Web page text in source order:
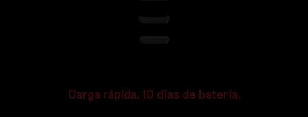
Carga rápida. 10 días de batería.